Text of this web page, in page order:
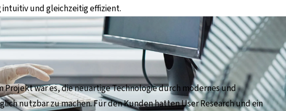
intuitiv und gleichzeitig effizient.
Projekt war es, die neuartige Technologie durch modernes und
nutzbar zu machen. Für den Kunden hatten User Research und ein